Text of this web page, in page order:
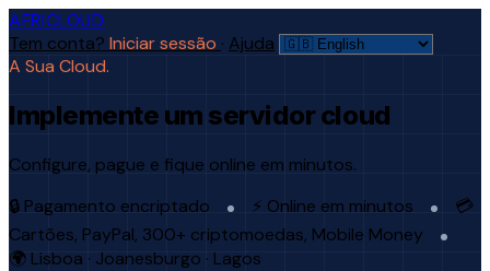
AFRICLOUD
Tem conta? Iniciar sessão · Ajuda
A Sua Cloud.
Implemente um servidor cloud
Configure, pague e fique online em minutos.
🔒 Pagamento encriptado
⚡ Online em minutos
💳
Cartões, PayPal, 300+ criptomoedas, Mobile Money
🌍 Lisboa · Joanesburgo · Lagos